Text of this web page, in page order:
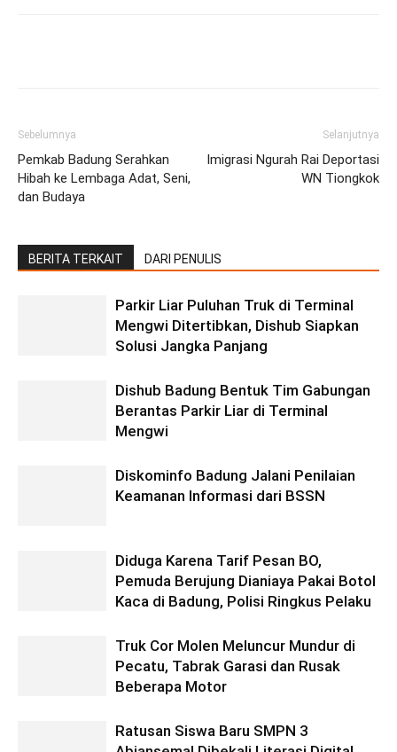
Sebelumnya
Pemkab Badung Serahkan
Hibah ke Lembaga Adat, Seni,
dan Budaya
Selanjutnya
Imigrasi Ngurah Rai Deportasi
WN Tiongkok
BERITA TERKAIT DARI PENULIS
Parkir Liar Puluhan Truk di Terminal
Mengwi Ditertibkan, Dishub Siapkan
Solusi Jangka Panjang
Dishub Badung Bentuk Tim Gabungan
Berantas Parkir Liar di Terminal
Mengwi
Diskominfo Badung Jalani Penilaian
Keamanan Informasi dari BSSN
Diduga Karena Tarif Pesan BO,
Pemuda Berujung Dianiaya Pakai Botol
Kaca di Badung, Polisi Ringkus Pelaku
Truk Cor Molen Meluncur Mundur di
Pecatu, Tabrak Garasi dan Rusak
Beberapa Motor
Ratusan Siswa Baru SMPN 3